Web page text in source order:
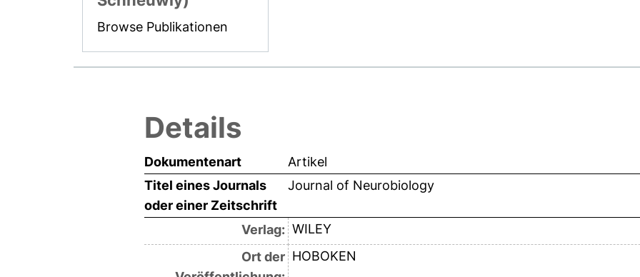
Browse Publikationen
Details
Dokumentenart
Artikel
Titel eines Journals
oder einer Zeitschrift
Journal of Neurobiology
Verlag: WILEY
Ort der HOBOKEN